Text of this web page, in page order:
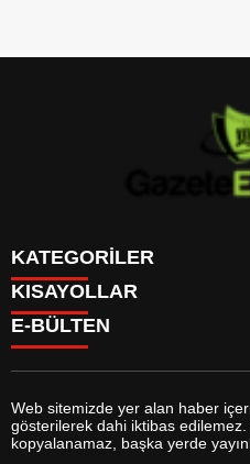
KATEGORİLER
GÜNDEM
DÜNYA
SİYASET
MAGAZİN
SAĞLIK
EĞİTİM
YAŞAM
KISAYOLLAR
BURÇLAR
FİKSTÜR
FİRMA EKLE
FİRMA REHBERİ
E-BÜLTEN
gazeteekonomi.com e-bültenine
Web sitemizde yer alan haber
gösterilerek dahi iktibas edilemez.
kopyalanamaz, başka yerde